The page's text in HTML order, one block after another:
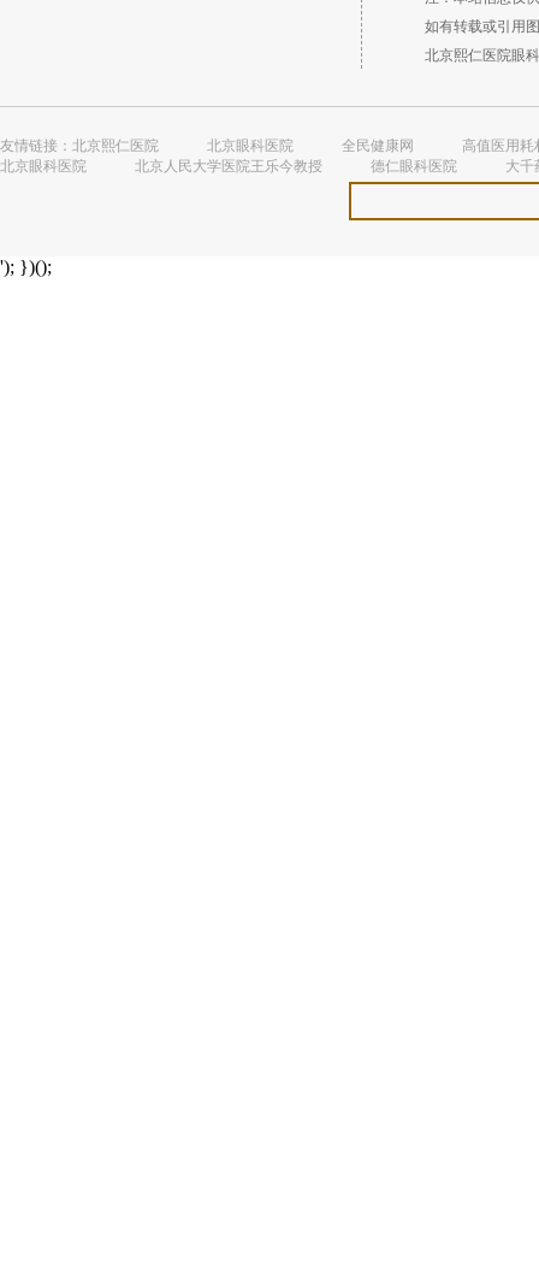
如有转载或引用
北京熙仁医院眼
友情链接： 北京熙仁医院 北京眼科医院 全民健康网
高值医用耗
北京眼科医院
北京人民大学医院王乐今教授 德仁眼科医院 大千
'); })();